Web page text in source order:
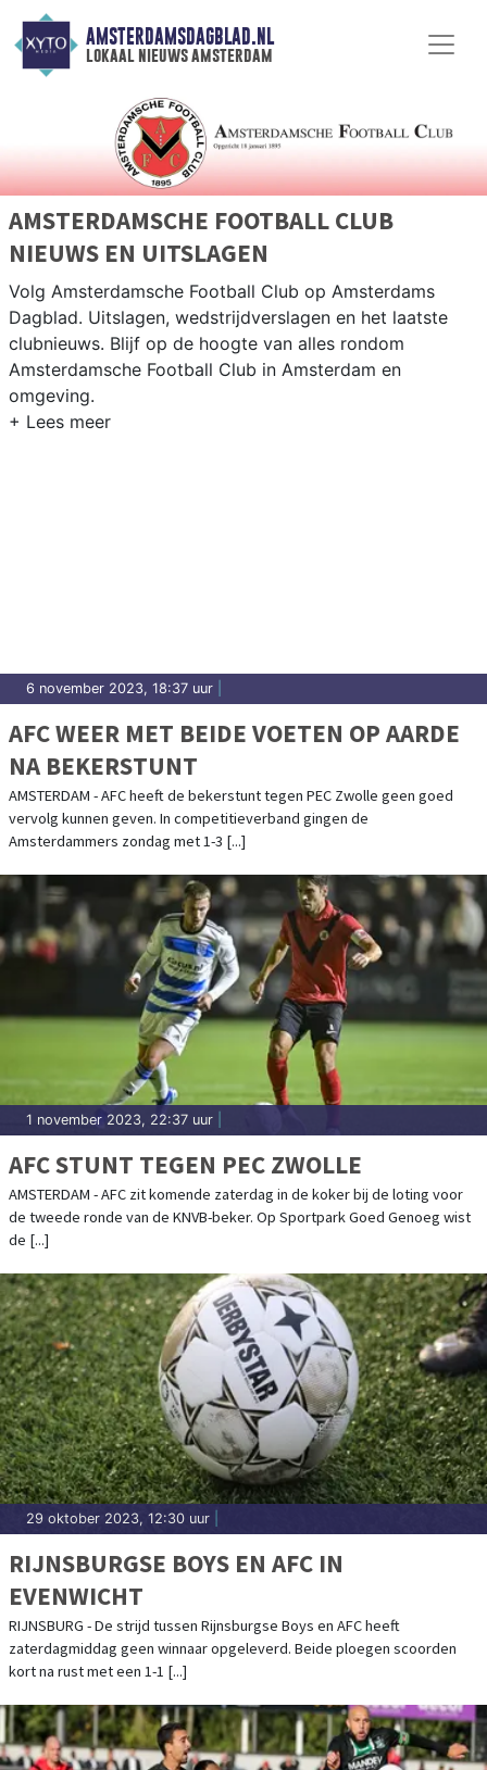
AMSTERDAMSDAGBLAD.NL
lokaal nieuws amsterdam
AMSTERDAMSCHE FOOTBALL CLUB
NIEUWS EN UITSLAGEN
Volg Amsterdamsche Football Club op Amsterdams
Dagblad. Uitslagen, wedstrijdverslagen en het laatste
clubnieuws. Blijf op de hoogte van alles rondom
Amsterdamsche Football Club in Amsterdam en
omgeving.
6 november 2023, 18:37 uur
AFC WEER MET BEIDE VOETEN OP AARDE
NA BEKERSTUNT
AMSTERDAM - AFC heeft de bekerstunt tegen PEC Zwolle geen goed
vervolg kunnen geven. In competitieverband gingen de
Amsterdammers zondag met 1-3 [...]
1 november 2023, 22:37 uur
AFC STUNT TEGEN PEC ZWOLLE
AMSTERDAM - AFC zit komende zaterdag in de koker bij de loting voor
de tweede ronde van de KNVB-beker. Op Sportpark Goed Genoeg wist
de [...]
29 oktober 2023, 12:30 uur
RIJNSBURGSE BOYS EN AFC IN
EVENWICHT
RIJNSBURG - De strijd tussen Rijnsburgse Boys en AFC heeft
zaterdagmiddag geen winnaar opgeleverd. Beide ploegen scoorden
kort na rust met een 1-1 [...]